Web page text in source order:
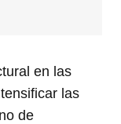
en las
las
de